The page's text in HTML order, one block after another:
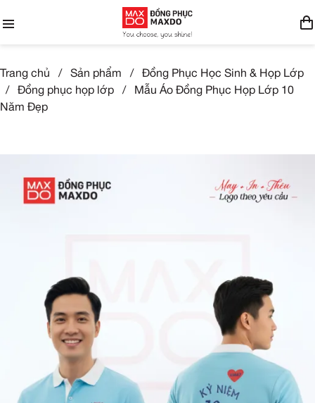
Trang chủ / Sản phẩm /
Đồng Phục Học Sinh & Họp Lớp
/
Đồng phục họp lớp /
Mẫu Áo Đồng Phục Họp Lớp 10
Năm Đẹp